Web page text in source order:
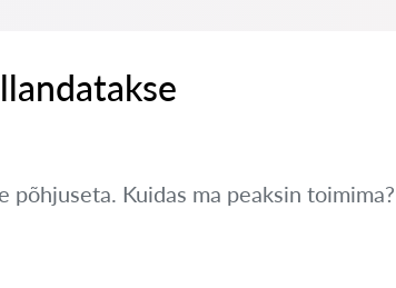
Kuidas ma peaksin toimima?